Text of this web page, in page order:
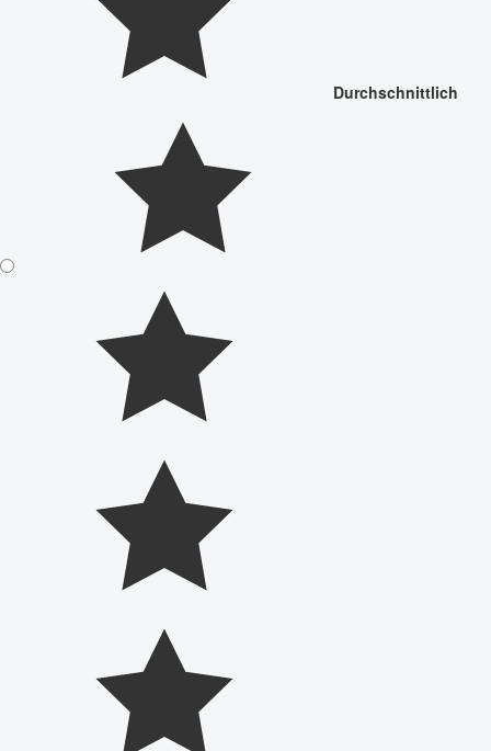
Durchschnittlich